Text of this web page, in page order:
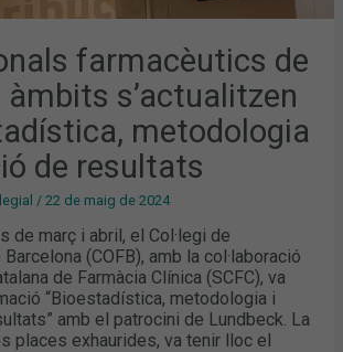
farmacèutics de
s’actualitzen
metodologia
de resultats
/22 de maig de 2024
de març i abril, el Col·legi de
(COFB), amb la col·laboració
de Farmàcia Clínica (SCFC), va
“Bioestadística, metodologia i
amb el patrocini de Lundbeck. La
places exhaurides, va tenir lloc el